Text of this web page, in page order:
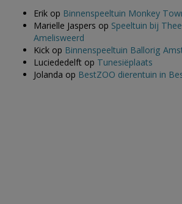
Erik op Binnenspeeltuin Monkey
Marielle Jaspers op Speeltuin bij
Amelisweerd
Kick op Binnenspeeltuin Ballorig
Luciededelft op Tunesiëplaats
Jolanda op BestZOO dierentuin in